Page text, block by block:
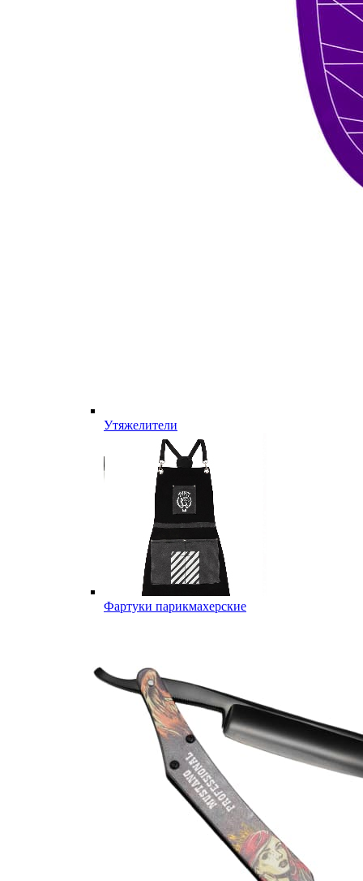
Утяжелители
Фартуки парикмахерские